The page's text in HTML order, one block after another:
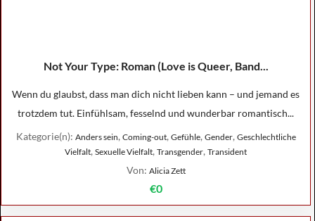
Not Your Type: Roman (Love is Queer, Band...
Wenn du glaubst, dass man dich nicht lieben kann – und jemand es
trotzdem tut. Einfühlsam, fesselnd und wunderbar romantisch...
Kategorie(n): Anders sein, Coming-out, Gefühle, Gender, Geschlechtliche
Vielfalt, Sexuelle Vielfalt, Transgender, Transident
Von: Alicia Zett
€0